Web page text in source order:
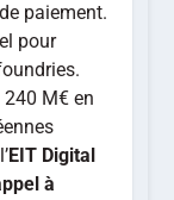
paiement.
pour
M€ en
EIT Digital
à